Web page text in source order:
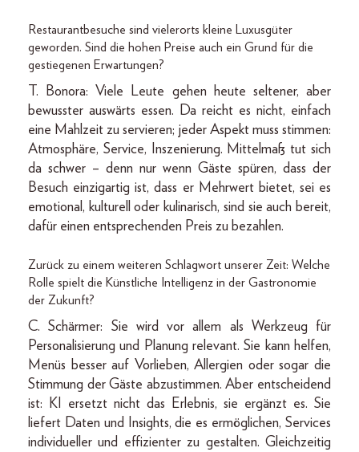
Restaurantbesuche sind vielerorts kleine Luxusgüter
geworden. Sind die hohen Preise auch ein Grund für die
gestiegenen Erwartungen?
T. Bonora: Viele Leute gehen heute seltener, aber
bewusster auswärts essen. Da reicht es nicht, einfach
eine Mahlzeit zu servieren; jeder Aspekt muss stimmen:
Atmosphäre, Service, Inszenierung. Mittelmaß tut sich
da schwer – denn nur wenn Gäste spüren, dass der
Besuch einzigartig ist, dass er Mehrwert bietet, sei es
emotional, kulturell oder kulinarisch, sind sie auch bereit,
dafür einen entsprechenden Preis zu bezahlen.
Zurück zu einem weiteren Schlagwort unserer Zeit: Welche
Rolle spielt die Künstliche Intelligenz in der Gastronomie
der Zukunft?
C. Schärmer: Sie wird vor allem als Werkzeug für
Personalisierung und Planung relevant. Sie kann helfen,
Menüs besser auf Vorlieben, Allergien oder sogar die
Stimmung der Gäste abzustimmen. Aber entscheidend
ist: KI ersetzt nicht das Erlebnis, sie ergänzt es. Sie
liefert Daten und Insights, die es ermöglichen, Services
individueller und effizienter zu gestalten. Gleichzeitig